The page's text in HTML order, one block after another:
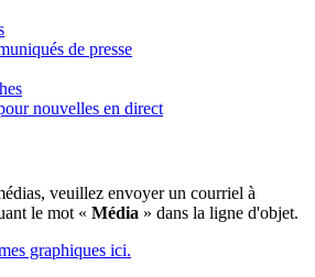
de presse
nouvelles en direct
veuillez envoyer un courriel à
le mot « Média » dans la ligne d'objet.
graphiques ici.